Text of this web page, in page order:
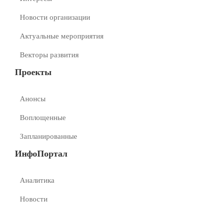
Новости организации
Актуальные мероприятия
Векторы развития
Проекты
Анонсы
Воплощенные
Запланированные
ИнфоПортал
Аналитика
Новости